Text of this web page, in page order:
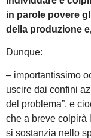
in parole povere
della produzione
Dunque:
– importantissimo
uscire dai confini
del problema”, e
che a breve colpirà
si sostanzia nello